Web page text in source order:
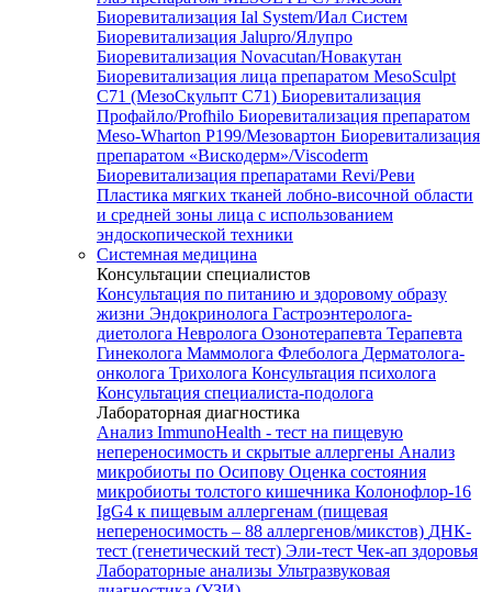
Биоревитализация Ial System/Иал Систем
Биоревитализация Jalupro/Ялупро
Биоревитализация Novacutan/Новакутан
Биоревитализация лица препаратом MesoSculpt
C71 (МезоСкульпт С71) Биоревитализация
Профайло/Profhilo Биоревитализация препаратом
Meso-Wharton P199/Мезовартон Биоревитализация
препаратом «Вискодерм»/Viscoderm
Биоревитализация препаратами Revi/Реви
Пластика мягких тканей лобно-височной области
и средней зоны лица с использованием
эндоскопической техники
Системная медицина
Консультации специалистов
Консультация по питанию и здоровому образу
жизни Эндокринолога Гастроэнтеролога-
диетолога Невролога Озонотерапевта Терапевта
Гинеколога Маммолога Флеболога Дерматолога-
онколога Трихолога Консультация психолога
Консультация специалиста-подолога
Лабораторная диагностика
Анализ ImmunoHealth - тест на пищевую
непереносимость и скрытые аллергены Анализ
микробиоты по Осипову Оценка состояния
микробиоты толстого кишечника Колонофлор-16
IgG4 к пищевым аллергенам (пищевая
непереносимость – 88 аллергенов/микстов) ДНК-
тест (генетический тест) Эли-тест Чек-ап здоровья
Лабораторные анализы Ультразвуковая